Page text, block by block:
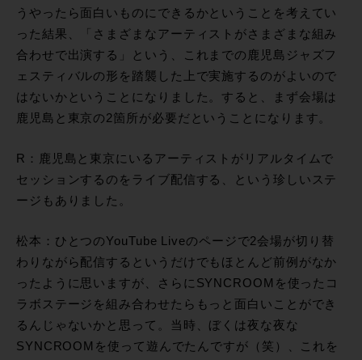
うやったら面白いものにできるかということを考えてい
った結果、「さまざまなアーティストがさまざまな組み
合わせで出演する」という、これまでの鹿児島ジャズフ
ェスティバルの形を踏襲した上で実施するのがよいので
はないかということになりました。すると、まず会場は
鹿児島と東京の2箇所が必要だということになります。
R：鹿児島と東京にいるアーティストがリアルタイムで
セッションするのをライブ配信する、という珍しいステ
ージもありました。
松本：ひとつのYouTube Liveのページで2会場が切り替
わりながら配信するというだけでもほとんど前例がなか
ったように思いますが、さらにSYNCROOMを使ったコ
ラボステージを組み合わせたらもっと面白いことができ
るんじゃないかと思って。当時、ぼくは夜な夜な
SYNCROOMを使って遊んでたんですが（笑）、これを